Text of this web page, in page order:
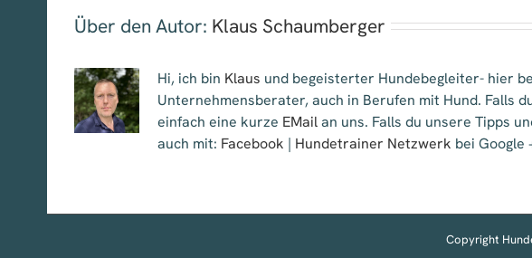
Über den Autor: Klaus Schaumberger
Hi, ich bin Klaus und begeisterter Hundebegleiter- hier
Unternehmensberater, auch in Berufen mit Hund. Falls
einfach eine kurze EMailan uns. Falls du unsere Tipps
auch mit: Facebook | Hundetrainer Netzwerk bei Google
Copyright